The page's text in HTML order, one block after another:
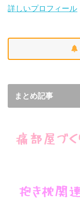
詳しいプロフィール
まとめ記事